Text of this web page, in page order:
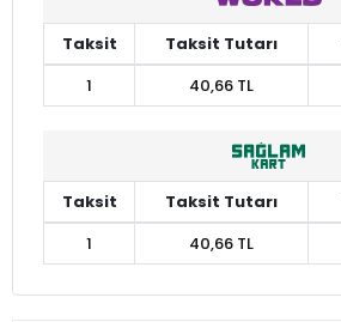
Taksit Taksit Tutarı
1
40,66 TL
Taksit Taksit Tutarı
1
40,66 TL